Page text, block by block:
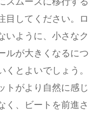
目してください。ロ
いように、小さなク
ルが大きくなるにつ
とよいでしょう。
トがより自然に感じ
く、ビートを前進さ